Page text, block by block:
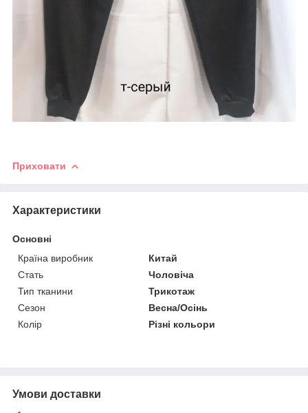
Приховати
Характеристики
Основні
Країна виробник
Китай
Стать
Чоловіча
Тип тканини
Трикотаж
Сезон
Весна/Осінь
Колір
Різні кольори
Умови доставки